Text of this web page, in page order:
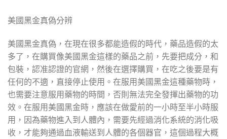
美國黑金真偽分辨
美國黑金真偽，在現在很多都能造假的時代，藥品造假的太
多了，在購買像美國黑金這樣的藥品之前，先要把成分，和
包裝，認准認證的官網，然後在選擇購買，在吃之後要是有
任何的不適，直接停止使用。在服用美國黑金這種藥物時，
也需要注意服用藥物的時間，否則無法完全發揮出藥物的功
效。在服用美國黑金時，應該在做愛前的一小時至半小時服
用，因為藥物進入到人體內，需要先經過消化系統的消化吸
收，才能夠通過血液輸送到人體的各個器官，這個過程大概